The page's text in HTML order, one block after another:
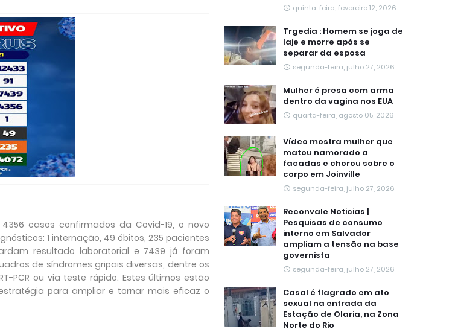
casos confirmados da Covid-19, o novo
1 internação, 49 óbitos, 235 pacientes
resultado laboratorial e 7439 já foram
de síndromes gripais diversas, dentre os
PCR ou via teste rápido. Estes últimos estão
para ampliar e tornar mais eficaz o
quinta-feira, fevereiro 12, 2026
Trgedia : Homem se joga de
laje e morre após se
separar da esposa
segunda-feira, julho 27, 2026
Mulher é presa com arma
dentro da vagina nos EUA
quarta-feira, agosto 05, 2026
Vídeo mostra mulher que
matou namorado a
facadas e chorou sobre o
corpo em Joinville
segunda-feira, julho 27, 2026
Reconvale Noticias |
Pesquisas de consumo
interno em Salvador
ampliam a tensão na base
governista
segunda-feira, julho 27, 2026
Casal é flagrado em ato
sexual na entrada da
Estação de Olaria, na Zona
Norte do Rio